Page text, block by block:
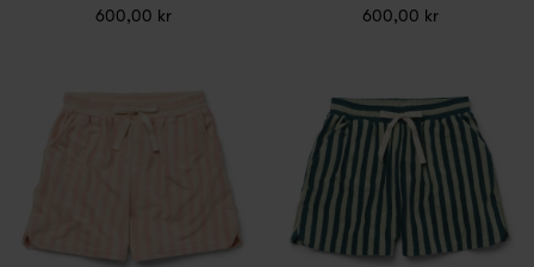
600,00 kr 600,00 kr